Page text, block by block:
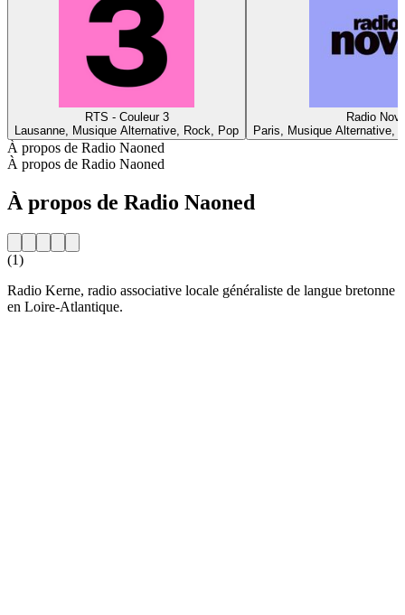
RTS - Couleur 3
Lausanne, Musique Alternative, Rock, Pop
Radio
Paris, Musique Alternative,
À propos de Radio Naoned
À propos de Radio Naoned
À propos de Radio Naoned
(1)
Radio Kerne, radio associative locale généraliste de langue bretonne
en Loire-Atlantique.